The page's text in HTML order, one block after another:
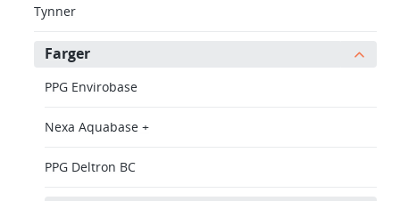
Tynner
Farger
PPG Envirobase
Nexa Aquabase +
PPG Deltron BC